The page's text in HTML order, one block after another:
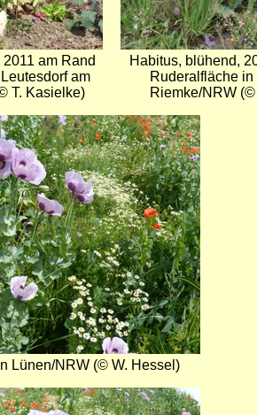
am Rand
am
T. Kasielke)
Habitus, blühend,
Ruderalfläche in
Riemke/NRW
Lünen/NRW (© W. Hessel)